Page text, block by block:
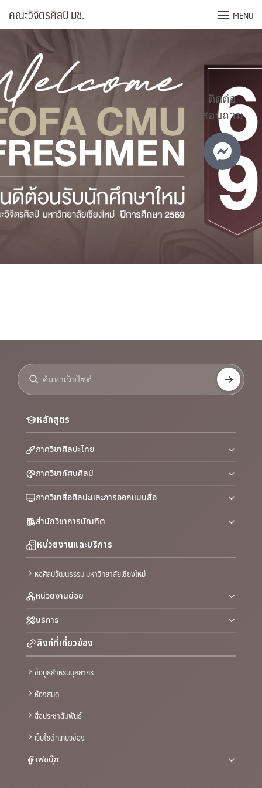
คณะวิจิตรศิลป์ มช. MENU
หลักสูตร
ภาควิชาศิลปะไทย
ภาควิชาทัศนศิลป์
ภาควิชาสื่อศิลปะและการออกแบบสื่อ
สำนักวิชาการบัณฑิต
หน่วยงานและบริการ
หอศิลปวัฒนธรรม มหาวิทยาลัยเชียงใหม่
หน่วยงานย่อย
บริการ
ลิงก์ที่เกี่ยวข้อง
ข้อมูลสำหรับบุคลากร
ห้องสมุด
สื่อประชาสัมพันธ์
เว็บไซต์ที่เกี่ยวข้อง
เฟซบุ๊ก
ติดต่อ
สอบถาม